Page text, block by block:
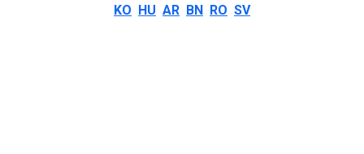
KO HU AR BN RO SV